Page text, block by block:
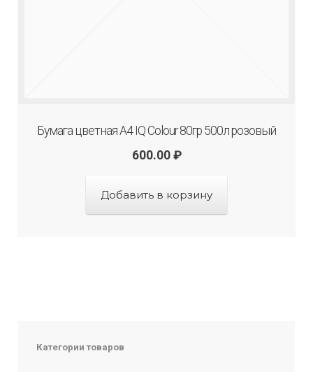
Бумага цветная А4 IQ Colour 80гр 500л розовый
600.00 ₽
Добавить в корзину
Категории товаров